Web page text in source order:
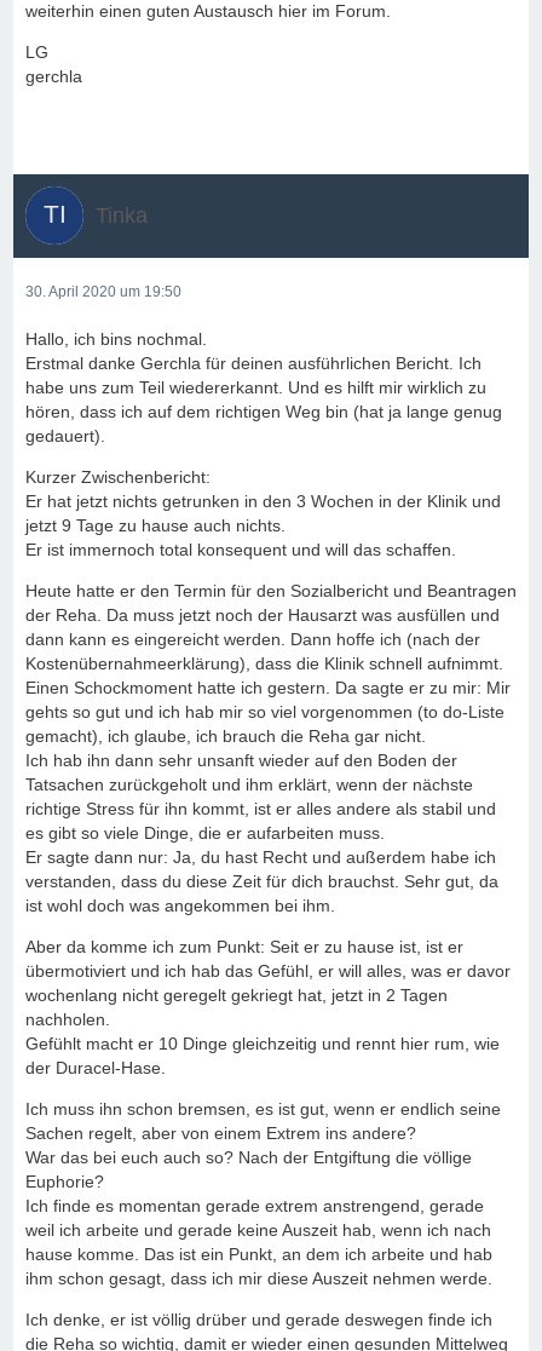
weiterhin einen guten Austausch hier im Forum.
LG
gerchla
Tinka
30. April 2020 um 19:50
Hallo, ich bins nochmal.
Erstmal danke Gerchla für deinen ausführlichen Bericht. Ich
habe uns zum Teil wiedererkannt. Und es hilft mir wirklich zu
hören, dass ich auf dem richtigen Weg bin (hat ja lange genug
gedauert).
Kurzer Zwischenbericht:
Er hat jetzt nichts getrunken in den 3 Wochen in der Klinik und
jetzt 9 Tage zu hause auch nichts.
Er ist immernoch total konsequent und will das schaffen.
Heute hatte er den Termin für den Sozialbericht und Beantragen
der Reha. Da muss jetzt noch der Hausarzt was ausfüllen und
dann kann es eingereicht werden. Dann hoffe ich (nach der
Kostenübernahmeerklärung), dass die Klinik schnell aufnimmt.
Einen Schockmoment hatte ich gestern. Da sagte er zu mir: Mir
gehts so gut und ich hab mir so viel vorgenommen (to do-Liste
gemacht), ich glaube, ich brauch die Reha gar nicht.
Ich hab ihn dann sehr unsanft wieder auf den Boden der
Tatsachen zurückgeholt und ihm erklärt, wenn der nächste
richtige Stress für ihn kommt, ist er alles andere als stabil und
es gibt so viele Dinge, die er aufarbeiten muss.
Er sagte dann nur: Ja, du hast Recht und außerdem habe ich
verstanden, dass du diese Zeit für dich brauchst. Sehr gut, da
ist wohl doch was angekommen bei ihm.
Aber da komme ich zum Punkt: Seit er zu hause ist, ist er
übermotiviert und ich hab das Gefühl, er will alles, was er davor
wochenlang nicht geregelt gekriegt hat, jetzt in 2 Tagen
nachholen.
Gefühlt macht er 10 Dinge gleichzeitig und rennt hier rum, wie
der Duracel-Hase.
Ich muss ihn schon bremsen, es ist gut, wenn er endlich seine
Sachen regelt, aber von einem Extrem ins andere?
War das bei euch auch so? Nach der Entgiftung die völlige
Euphorie?
Ich finde es momentan gerade extrem anstrengend, gerade
weil ich arbeite und gerade keine Auszeit hab, wenn ich nach
hause komme. Das ist ein Punkt, an dem ich arbeite und hab
ihm schon gesagt, dass ich mir diese Auszeit nehmen werde.
Ich denke, er ist völlig drüber und gerade deswegen finde ich
die Reha so wichtig, damit er wieder einen gesunden Mittelweg